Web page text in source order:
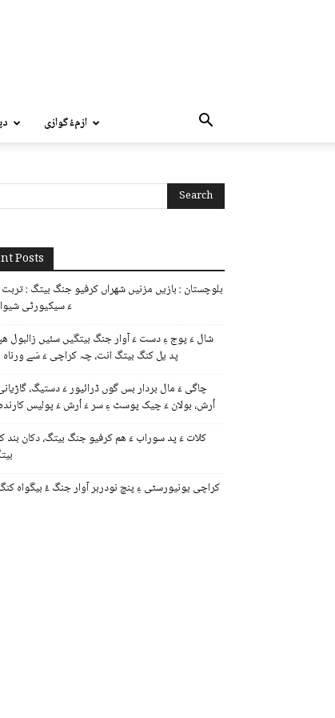
ازمءُگوازی
Posts
بلوچستان : بازیں مزنیں شھراں کرفیو جنگ بیتگ :
ءَ سیکیورٹی
شال ءَ پوج ءِ دست ءَ آوار جنگ بیتگیں سئیں زالبول
پد یل کنگ بیتگ انت، چہ کراچی ءَ سَے ورناہ
چاگی ءَ مال بردار بس گوں ڈرائیور ءَ دستیگ،
اُرش، بولان ءَ چیک پوسٹ ءِ سر ءَ اُرش ءَ پولیس کارندہ
کلات ءَ پد سوراب ءَ ھم کرفیو جنگ بیتگ، دکان بند
کراچی یونیورسٹی ءِ پنچ نودربر آوار جنگ ءُ بیگواہ